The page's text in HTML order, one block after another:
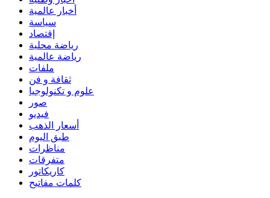
أخبار عالمية
سياسة
إقتصاد
رياضة محلية
رياضة عالمية
ملفات
ثقافة و فن
علوم و تكنولوجيا
صور
فيديو
أسعار الذهب
طبق اليوم
مناظرات
متفرقات
كاريكاتور
كلمات مفاتيح